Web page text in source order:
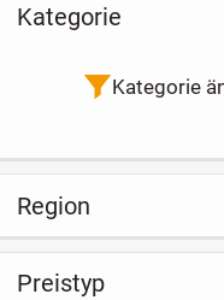
Kategorie
Kategorie
Region
Preistyp